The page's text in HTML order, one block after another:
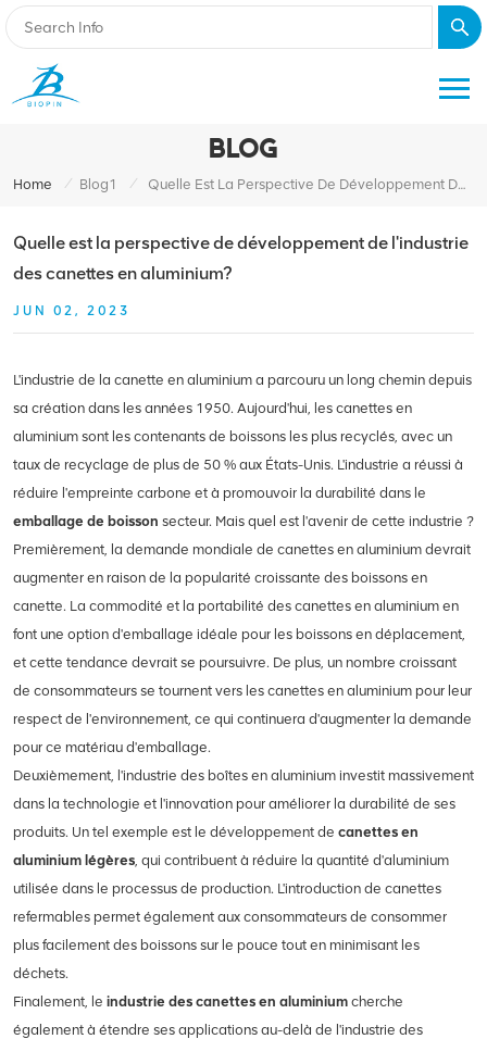
BLOG
Home / Blog1 / Quelle Est La Perspective De Développement De L'industrie Des Canettes En Aluminium?
Quelle est la perspective de développement de l'industrie
des canettes en aluminium?
JUN 02, 2023
L'industrie de la canette en aluminium a parcouru un long chemin depuis
sa création dans les années 1950. Aujourd'hui, les canettes en
aluminium sont les contenants de boissons les plus recyclés, avec un
taux de recyclage de plus de 50 % aux États-Unis. L'industrie a réussi à
réduire l'empreinte carbone et à promouvoir la durabilité dans le
emballage de boisson secteur. Mais quel est l'avenir de cette industrie ?
Premièrement, la demande mondiale de canettes en aluminium devrait
augmenter en raison de la popularité croissante des boissons en
canette. La commodité et la portabilité des canettes en aluminium en
font une option d'emballage idéale pour les boissons en déplacement,
et cette tendance devrait se poursuivre. De plus, un nombre croissant
de consommateurs se tournent vers les canettes en aluminium pour leur
respect de l'environnement, ce qui continuera d'augmenter la demande
pour ce matériau d'emballage.
Deuxièmement, l'industrie des boîtes en aluminium investit massivement
dans la technologie et l'innovation pour améliorer la durabilité de ses
produits. Un tel exemple est le développement de canettes en
aluminium légères , qui contribuent à réduire la quantité d'aluminium
utilisée dans le processus de production. L'introduction de canettes
refermables permet également aux consommateurs de consommer
plus facilement des boissons sur le pouce tout en minimisant les
déchets.
Finalement, le industrie des canettes en aluminium cherche
également à étendre ses applications au-delà de l'industrie des